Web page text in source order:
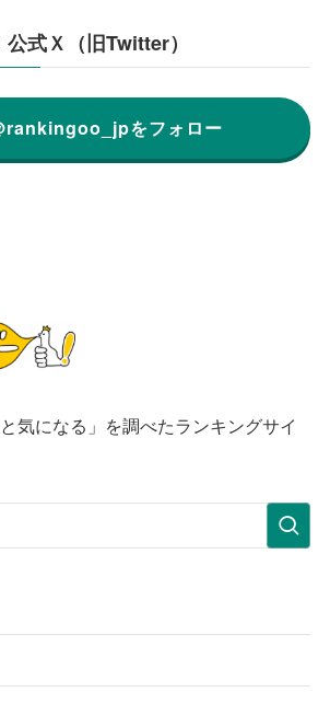
式Ｘ（旧Twitter）
をフォロー
気になる」を調べたランキングサイ